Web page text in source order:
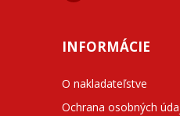
INFORMÁCIE
O nakladateľstve
Ochrana osobných